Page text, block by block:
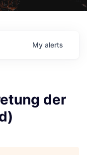
My alerts
der